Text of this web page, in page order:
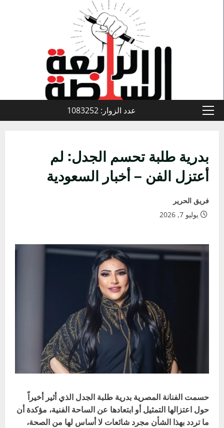
القائمة
عدد الزوار: 1083252
بدرية طلبة تحسم الجدل: لم
أعتزل الفن – أخبار السعودية
فريق الحرير
يوليو 7, 2026
حسمت الفنانة المصرية بدرية طلبة الجدل الذي أثير أخيراً
حول اعتزالها التمثيل أو ابتعادها عن الساحة الفنية، مؤكدة أن
ما تردد بهذا الشأن مجرد شائعات لا أساس لها من الصحة،